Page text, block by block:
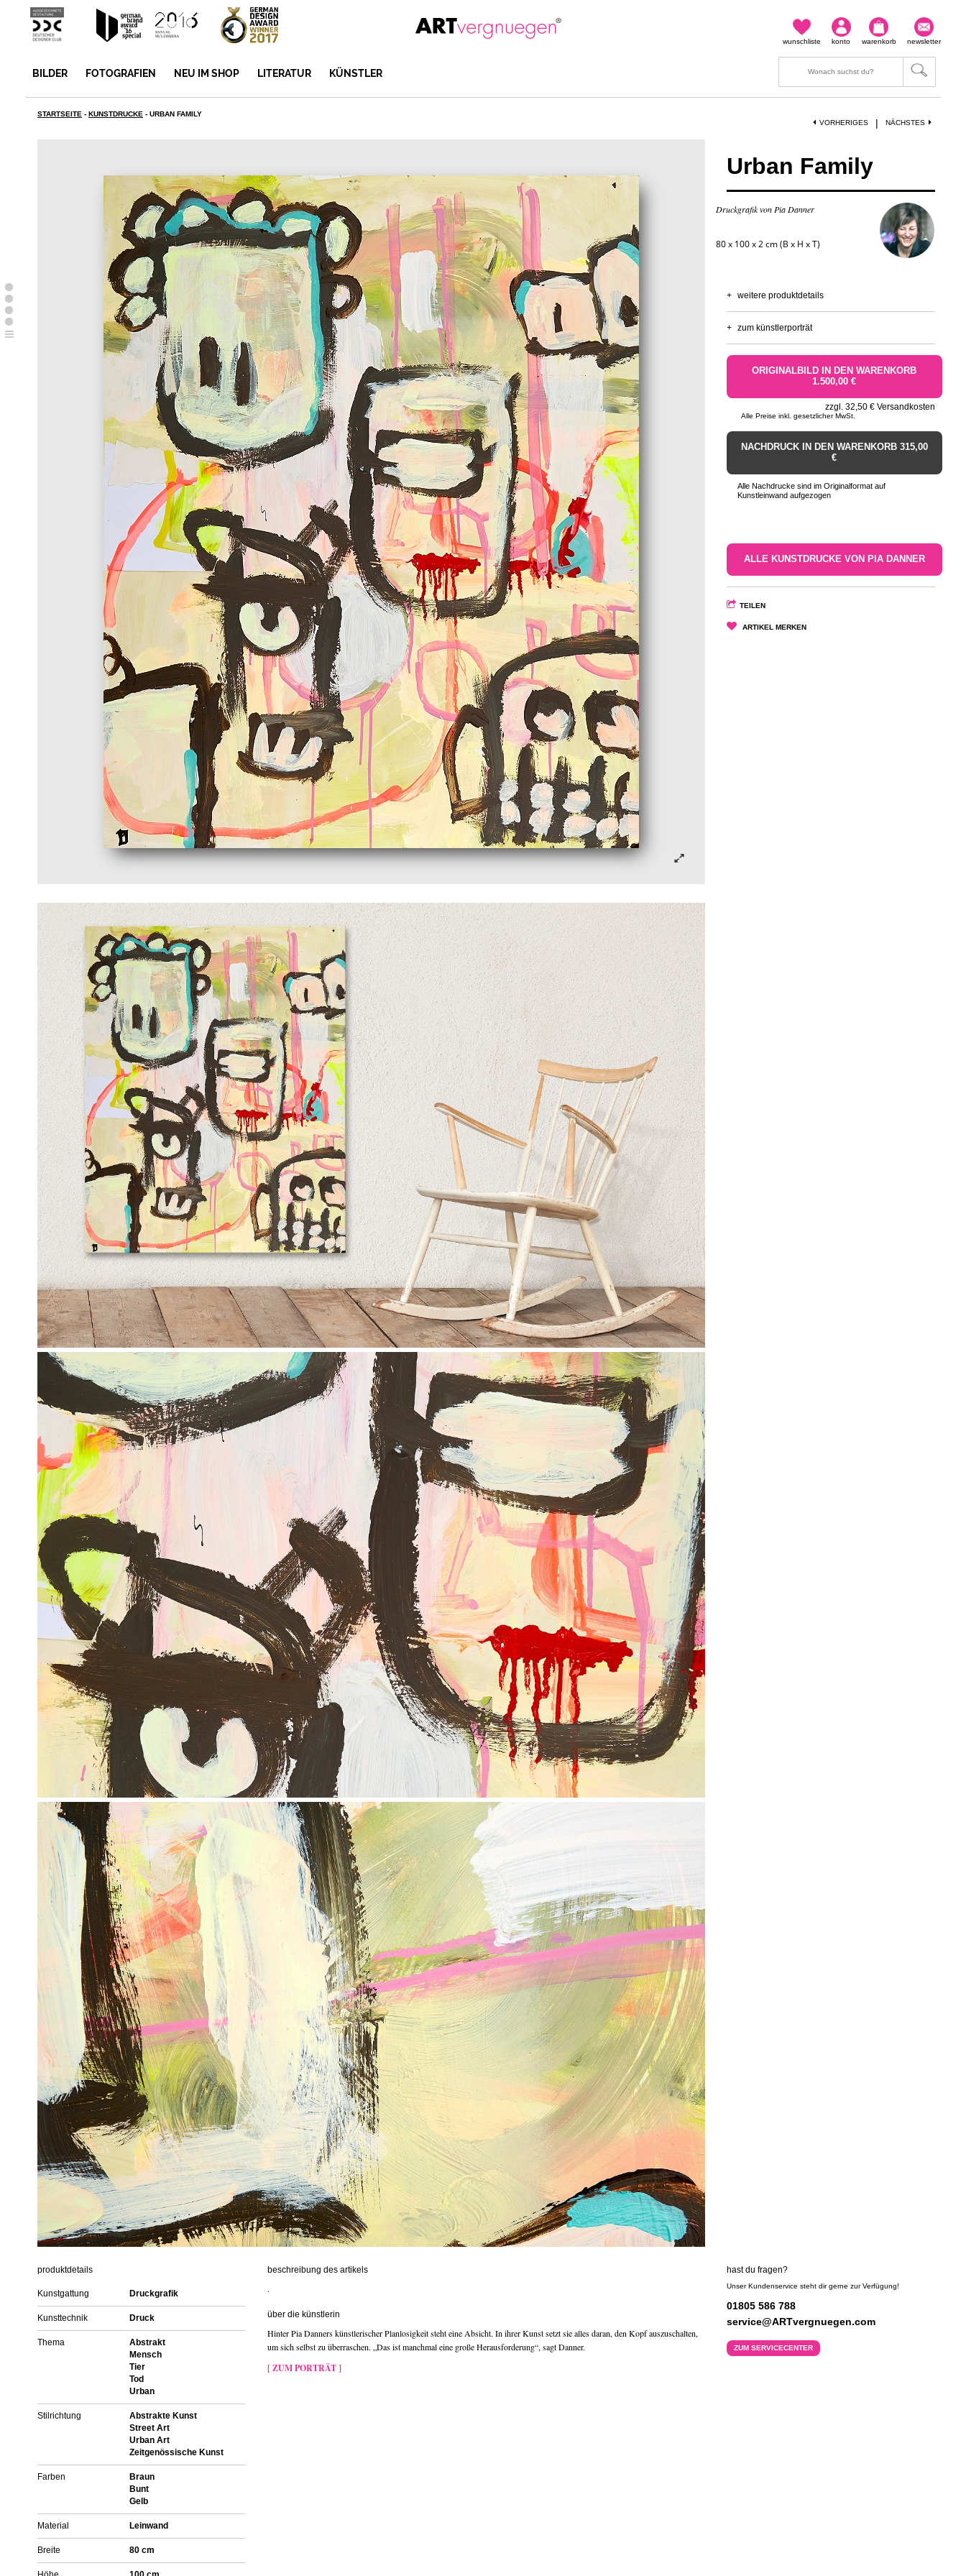
newsletter
warenkorb
konto
wunschliste
BILDER FOTOGRAFIEN NEU IM SHOP LITERATUR KÜNSTLER
STARTSEITE - KUNSTDRUCKE - URBAN FAMILY
NÄCHSTES
|
VORHERIGES
Urban Family
Druckgrafik von Pia Danner
80 x 100 x 2 cm (B x H x T)
+ weitere produktdetails
+ zum künstlerporträt
ORIGINALBILD IN DEN WARENKORB
1.500,00 €
zzgl. 32,50 € Versandkosten
Alle Preise inkl. gesetzlicher MwSt.
NACHDRUCK IN DEN WARENKORB 315,00
€
Alle Nachdrucke sind im Originalformat auf
Kunstleinwand aufgezogen
ALLE KUNSTDRUCKE VON PIA DANNER
TEILEN
ARTIKEL MERKEN
produktdetails
Kunstgattung Druckgrafik
Kunsttechnik Druck
Thema
Abstrakt
Mensch
Tier
Tod
Urban
Stilrichtung
Abstrakte Kunst
Street Art
Urban Art
Zeitgenössische Kunst
Farben
Braun
Bunt
Gelb
Material Leinwand
Breite 80 cm
beschreibung des artikels
.
über die künstlerin
Hinter Pia Danners künstlerischer Planlosigkeit steht eine Absicht. In ihrer Kunst setzt sie alles daran, den Kopf auszuschalten,
um sich selbst zu überraschen. „Das ist manchmal eine große Herausforderung“, sagt Danner.
[ ZUM PORTRÄT ]
hast du fragen?
Unser Kundenservice steht dir gerne zur Verfügung!
01805 586 788
service@ARTvergnuegen.com
ZUM SERVICECENTER